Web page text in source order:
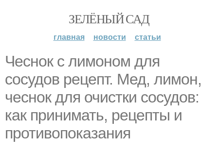
ЗЕЛЁНЫЙ САД
главная новости статьи
Чеснок с лимоном для
сосудов рецепт. Мед, лимон,
чеснок для очистки сосудов:
как принимать, рецепты и
противопоказания